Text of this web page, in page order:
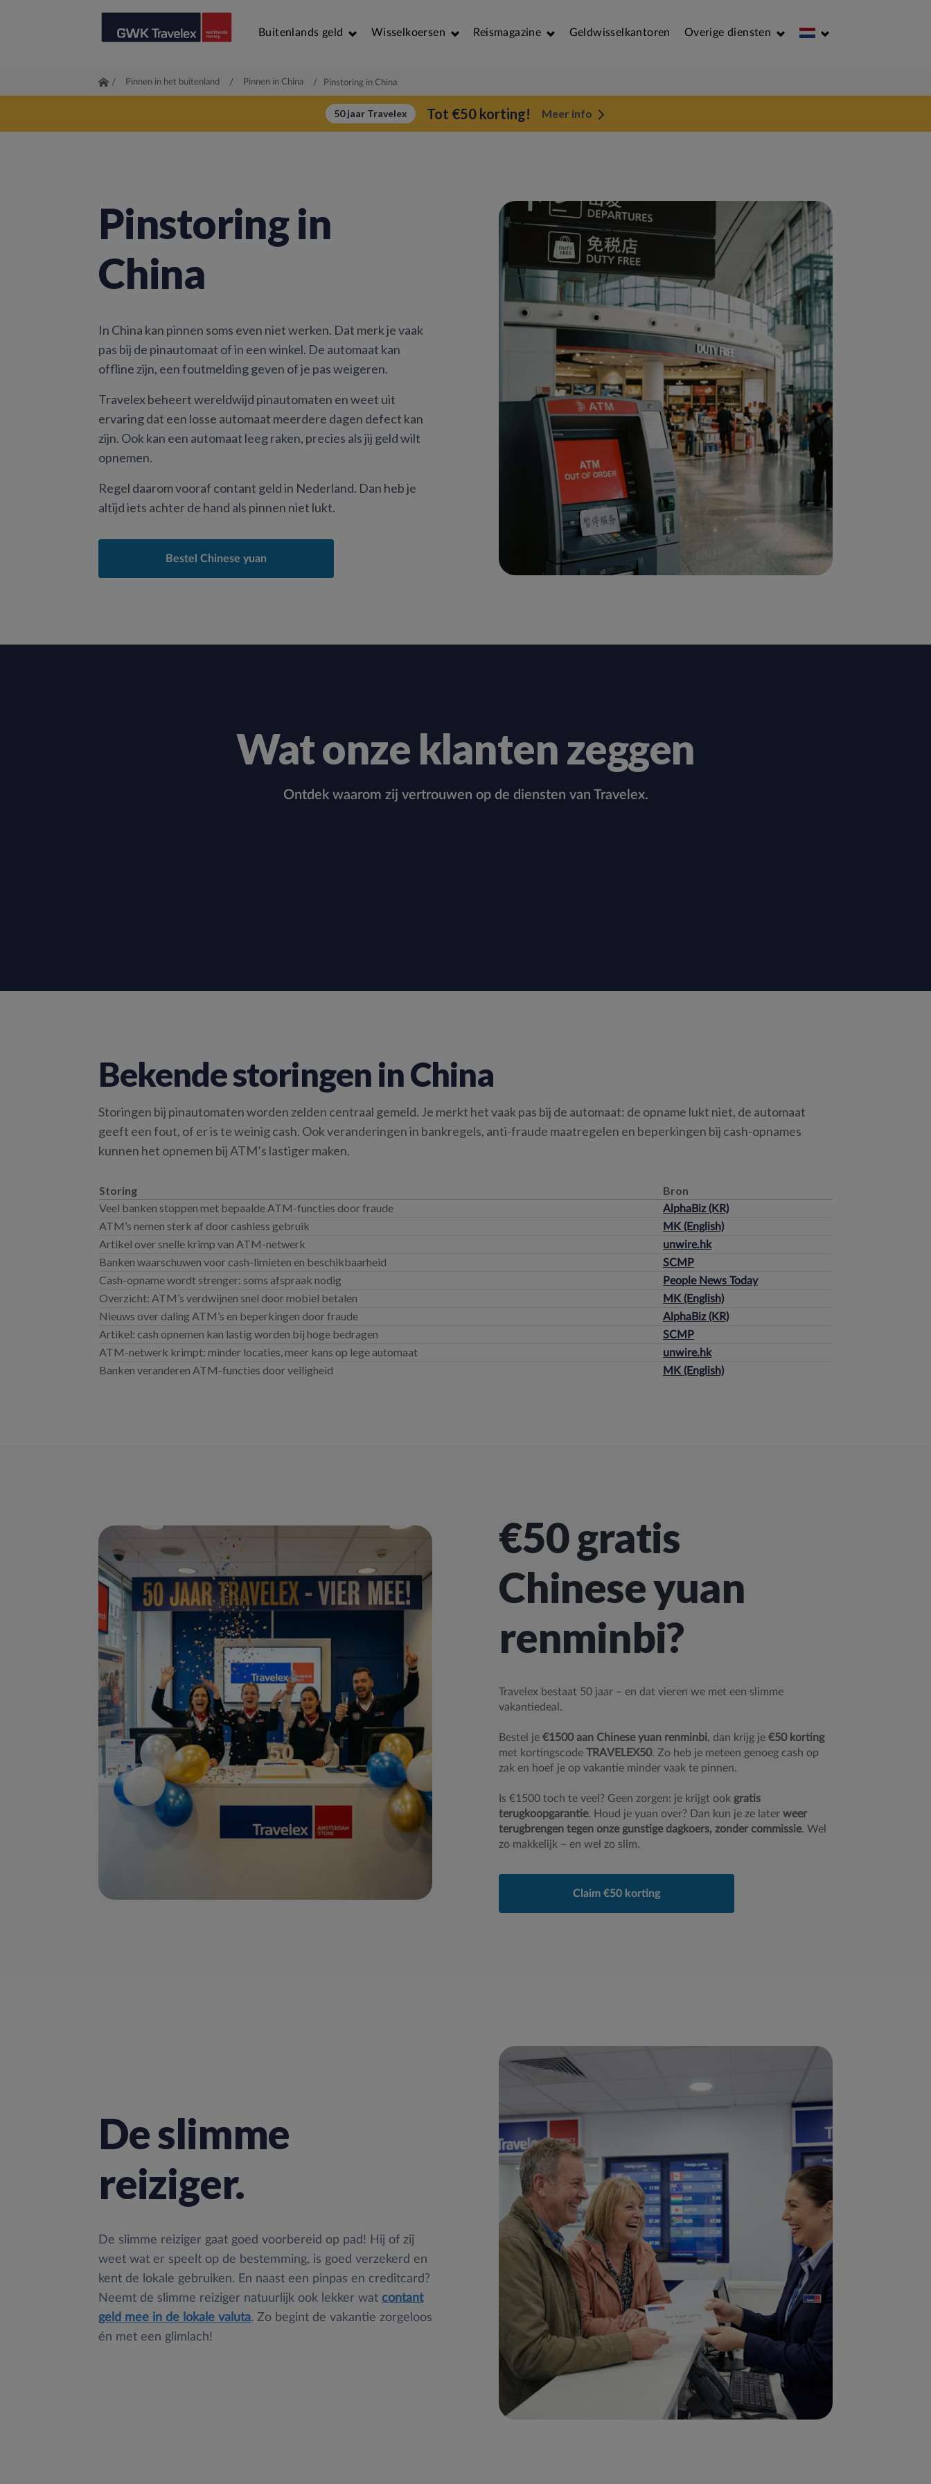
Buitenlands geld Wisselkoersen Reismagazine Geldwisselkantoren Overige diensten
/ Pinnen in het buitenland / Pinnen in China / Pinstoring in China
50 jaar Travelex Tot €50 korting! Meer info
Pinstoring in
China
In China kan pinnen soms even niet werken. Dat merk je vaak
pas bij de pinautomaat of in een winkel. De automaat kan
offline zijn, een foutmelding geven of je pas weigeren.
Travelex beheert wereldwijd pinautomaten en weet uit
ervaring dat een losse automaat meerdere dagen defect kan
zijn. Ook kan een automaat leeg raken, precies als jij geld wilt
opnemen.
Regel daarom vooraf contant geld in Nederland. Dan heb je
altijd iets achter de hand als pinnen niet lukt.
Bestel Chinese yuan
Wat onze klanten zeggen
Ontdek waarom zij vertrouwen op de diensten van Travelex.
Bekende storingen in China
Storingen bij pinautomaten worden zelden centraal gemeld. Je merkt het vaak pas bij de automaat: de opname lukt niet, de automaat
geeft een fout, of er is te weinig cash. Ook veranderingen in bankregels, anti-fraude maatregelen en beperkingen bij cash-opnames
kunnen het opnemen bij ATM’s lastiger maken.
Storing
Bron
Veel banken stoppen met bepaalde ATM-functies door fraude
AlphaBiz (KR)
ATM’s nemen sterk af door cashless gebruik MK (English)
Artikel over snelle krimp van ATM-netwerk unwire.hk
Banken waarschuwen voor cash-limieten en beschikbaarheid SCMP
Cash-opname wordt strenger: soms afspraak nodig People News Today
Overzicht: ATM’s verdwijnen snel door mobiel betalen MK (English)
Nieuws over daling ATM’s en beperkingen door fraude AlphaBiz (KR)
Artikel: cash opnemen kan lastig worden bij hoge bedragen SCMP
ATM-netwerk krimpt: minder locaties, meer kans op lege automaat unwire.hk
Banken veranderen ATM-functies door veiligheid MK (English)
€50 gratis
Chinese yuan
renminbi?
Travelex bestaat 50 jaar – en dat vieren we met een slimme
vakantiedeal.
Bestel je €1500 aan Chinese yuan renminbi, dan krijg je €50 korting
met kortingscode TRAVELEX50. Zo heb je meteen genoeg cash op
zak en hoef je op vakantie minder vaak te pinnen.
Is €1500 toch te veel? Geen zorgen: je krijgt ook gratis
terugkoopgarantie. Houd je yuan over? Dan kun je ze later weer
terugbrengen tegen onze gunstige dagkoers, zonder commissie. Wel
zo makkelijk – en wel zo slim.
Claim €50 korting
De slimme
reiziger.
De slimme reiziger gaat goed voorbereid op pad! Hij of zij
weet wat er speelt op de bestemming, is goed verzekerd en
kent de lokale gebruiken. En naast een pinpas en creditcard?
Neemt de slimme reiziger natuurlijk ook lekker wat contant
geld mee in de lokale valuta. Zo begint de vakantie zorgeloos
én met een glimlach!